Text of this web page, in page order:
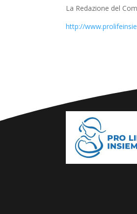
La Redazione del
http://